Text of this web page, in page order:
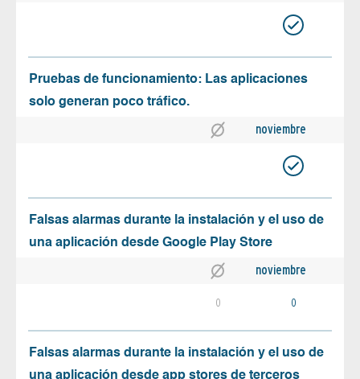
Pruebas de funcionamiento: Las aplicaciones
solo generan poco tráfico.
noviembre
Falsas alarmas durante la instalación y el uso de
una aplicación desde Google Play Store
noviembre
0 0
Falsas alarmas durante la instalación y el uso de
una aplicación desde app stores de terceros